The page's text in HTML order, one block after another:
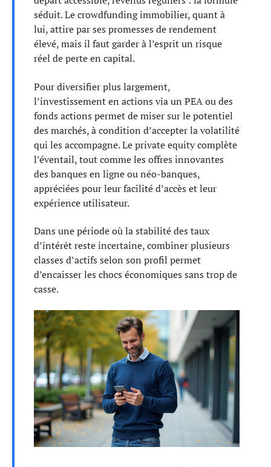
séduit. Le crowdfunding immobilier, quant à
lui, attire par ses promesses de rendement
élevé, mais il faut garder à l’esprit un risque
réel de perte en capital.
Pour diversifier plus largement,
l’investissement en actions via un PEA ou des
fonds actions permet de miser sur le potentiel
des marchés, à condition d’accepter la volatilité
qui les accompagne. Le private equity complète
l’éventail, tout comme les offres innovantes
des banques en ligne ou néo-banques,
appréciées pour leur facilité d’accès et leur
expérience utilisateur.
Dans une période où la stabilité des taux
d’intérêt reste incertaine, combiner plusieurs
classes d’actifs selon son profil permet
d’encaisser les chocs économiques sans trop de
casse.